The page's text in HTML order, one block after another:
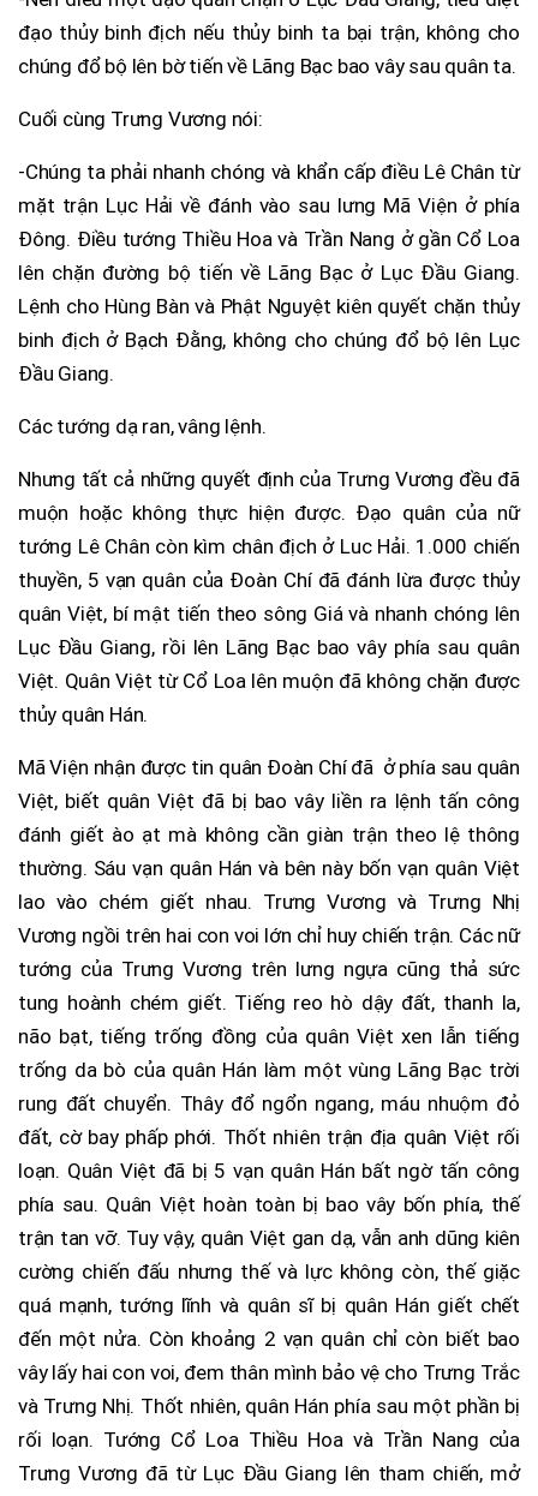
đạo thủy binh địch nếu thủy binh ta bại trận, không cho
chúng đổ bộ lên bờ tiến về Lãng Bạc bao vây sau quân ta.
Cuối cùng Trưng Vương nói:
-Chúng ta phải nhanh chóng và khẩn cấp điều Lê Chân từ
mặt trận Lục Hải về đánh vào sau lưng Mã Viện ở phía
Đông. Điều tướng Thiều Hoa và Trần Nang ở gần Cổ Loa
lên chặn đường bộ tiến về Lãng Bạc ở Lục Đầu Giang.
Lệnh cho Hùng Bàn và Phật Nguyệt kiên quyết chặn thủy
binh địch ở Bạch Đằng, không cho chúng đổ bộ lên Lục
Đầu Giang.
Các tướng dạ ran, vâng lệnh.
Nhưng tất cả những quyết định của Trưng Vương đều đã
muộn hoặc không thực hiện được. Đạo quân của nữ
tướng Lê Chân còn kìm chân địch ở Luc Hải. 1.000 chiến
thuyền, 5 vạn quân của Đoàn Chí đã đánh lừa được thủy
quân Việt, bí mật tiến theo sông Giá và nhanh chóng lên
Lục Đầu Giang, rồi lên Lãng Bạc bao vây phía sau quân
Việt. Quân Việt từ Cổ Loa lên muộn đã không chặn được
thủy quân Hán.
Mã Viện nhận được tin quân Đoàn Chí đã ở phía sau quân
Việt, biết quân Việt đã bị bao vây liền ra lệnh tấn công
đánh giết ào ạt mà không cần giàn trận theo lệ thông
thường. Sáu vạn quân Hán và bên này bốn vạn quân Việt
lao vào chém giết nhau. Trưng Vương và Trưng Nhị
Vương ngồi trên hai con voi lớn chỉ huy chiến trận. Các nữ
tướng của Trưng Vương trên lưng ngựa cũng thả sức
tung hoành chém giết. Tiếng reo hò dậy đất, thanh la,
não bạt, tiếng trống đồng của quân Việt xen lẫn tiếng
trống da bò của quân Hán làm một vùng Lãng Bạc trời
rung đất chuyển. Thây đổ ngổn ngang, máu nhuộm đỏ
đất, cờ bay phấp phới. Thốt nhiên trận địa quân Việt rối
loạn. Quân Việt đã bị 5 vạn quân Hán bất ngờ tấn công
phía sau. Quân Việt hoàn toàn bị bao vây bốn phía, thế
trận tan vỡ. Tuy vậy, quân Việt gan dạ, vẫn anh dũng kiên
cường chiến đấu nhưng thế và lực không còn, thế giặc
quá mạnh, tướng lĩnh và quân sĩ bị quân Hán giết chết
đến một nửa. Còn khoảng 2 vạn quân chỉ còn biết bao
vây lấy hai con voi, đem thân mình bảo vệ cho Trưng Trắc
và Trưng Nhị. Thốt nhiên, quân Hán phía sau một phần bị
rối loạn. Tướng Cổ Loa Thiều Hoa và Trần Nang của
Trưng Vương đã từ Lục Đầu Giang lên tham chiến, mở